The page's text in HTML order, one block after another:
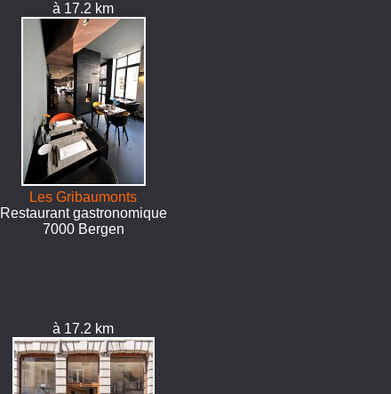
à 17.2 km
Les Gribaumonts
Restaurant gastronomique
7000 Bergen
à 17.2 km